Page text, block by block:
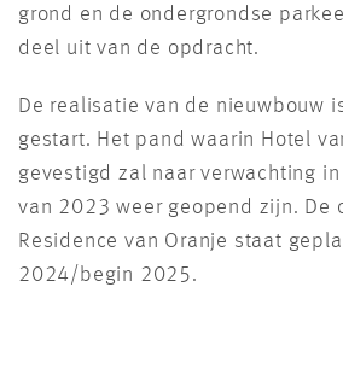
grond en de ondergrondse
deel uit van de opdracht.
De realisatie van de nieuwbouw
gestart. Het pand waarin Hotel
gevestigd zal naar verwachting
van 2023 weer geopend zijn. De
Residence van Oranje staat
2024/begin 2025.